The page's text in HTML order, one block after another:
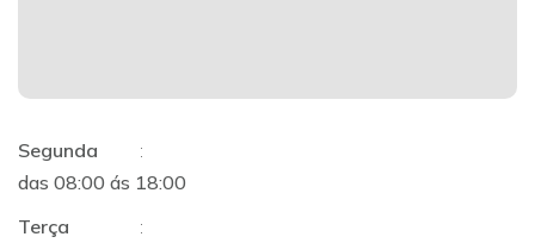
Segunda
:
das 08:00 ás 18:00
Terça
: